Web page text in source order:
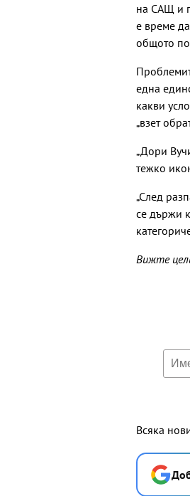
на САЩ и
е време
общото
една
какви
„взет
„Дори
тежко
„След
се държи
Вижте
Всяка